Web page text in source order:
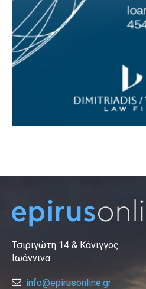
Τσιριγώτη 14 & Κάνιγγος
Ιωάννινα
info@epirusonline.gr